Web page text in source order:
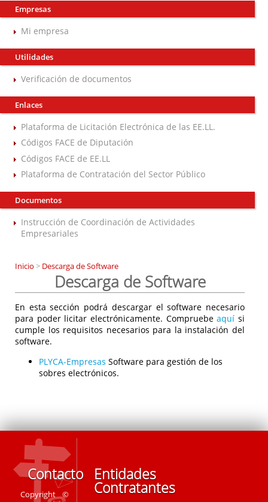
Empresas
Mi empresa
Utilidades
Verificación de documentos
Enlaces
Plataforma de Licitación Electrónica de las EE.LL.
Códigos FACE de Diputación
Códigos FACE de EE.LL
Plataforma de Contratación del Sector Público
Documentos
Instrucción de Coordinación de Actividades
Empresariales
Inicio > Descarga de Software
Descarga de Software
En esta sección podrá descargar el software necesario
para poder licitar electrónicamente. Compruebeaquí si
cumple los requisitos necesarios para la instalación del
software.
PLYCA-Empresas Software para gestión de los
sobres electrónicos.
Contacto
Copyright ©
Entidades
Contratantes